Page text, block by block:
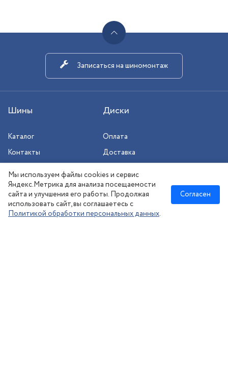
Шины Диски
Каталог
Контакты
Оплата
Доставка
Сезонное хранение
Записаться на шиномонтаж
Новосибирск:
Мы используем файлы cookies и сервис
Яндекс.Метрика для анализа посещаемости
сайта и улучшения его работы. Продолжая
использовать сайт, вы соглашаетесь с
Политикой обработки персональных данных.
Согласен